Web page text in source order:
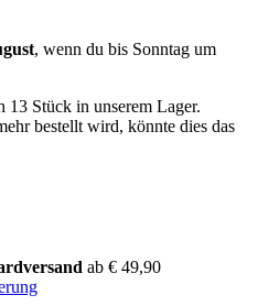
, wenn du bis Sonntag um
Stück in unserem Lager.
bestellt wird, könnte dies das
ab € 49,90